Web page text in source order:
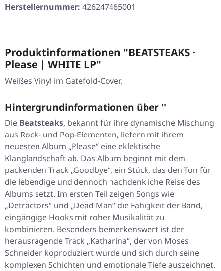
Herstellernummer: 426247465001
Produktinformationen "BEATSTEAKS ·
Please | WHITE LP"
Weißes Vinyl im Gatefold-Cover.
Hintergrundinformationen über ''
Die Beatsteaks, bekannt für ihre dynamische Mischung
aus Rock- und Pop-Elementen, liefern mit ihrem
neuesten Album „Please“ eine eklektische
Klanglandschaft ab. Das Album beginnt mit dem
packenden Track „Goodbye“, ein Stück, das den Ton für
die lebendige und dennoch nachdenkliche Reise des
Albums setzt. Im ersten Teil zeigen Songs wie
„Detractors“ und „Dead Man“ die Fähigkeit der Band,
eingängige Hooks mit roher Musikalität zu
kombinieren. Besonders bemerkenswert ist der
herausragende Track „Katharina“, der von Moses
Schneider koproduziert wurde und sich durch seine
komplexen Schichten und emotionale Tiefe auszeichnet.